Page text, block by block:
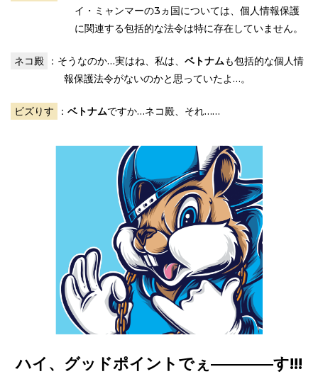
イ・ミャンマーの3ヵ国については、個人情報保護
に関連する包括的な法令は特に存在していません。
ネコ殿 ：そうなのか…実はね、私は、 ベトナムも包括的な個人情
報保護法令がないのかと思っていたよ…。
ビズりす ： ベトナムですか…ネコ殿、それ……
ハイ、グッドポイントでぇ――――す!!!